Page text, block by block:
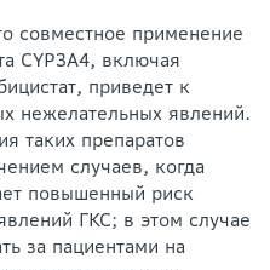
совместное применение
CYP3А4, включая
приведет к
нежелательных явлений.
таких препаратов
случаев, когда
повышенный риск
ГКС; в этом случае
за пациентами на